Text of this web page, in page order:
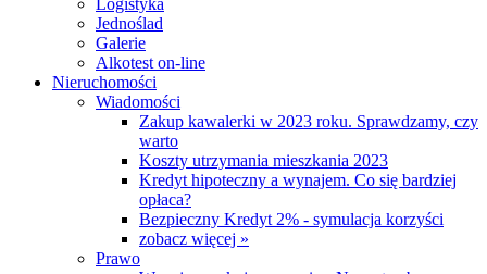
Logistyka
Jednoślad
Galerie
Alkotest on-line
Nieruchomości
Wiadomości
Zakup kawalerki w 2023 roku. Sprawdzamy, czy
warto
Koszty utrzymania mieszkania 2023
Kredyt hipoteczny a wynajem. Co się bardziej
opłaca?
Bezpieczny Kredyt 2% - symulacja korzyści
zobacz więcej »
Prawo